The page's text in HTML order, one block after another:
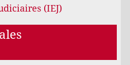
(IEJ)